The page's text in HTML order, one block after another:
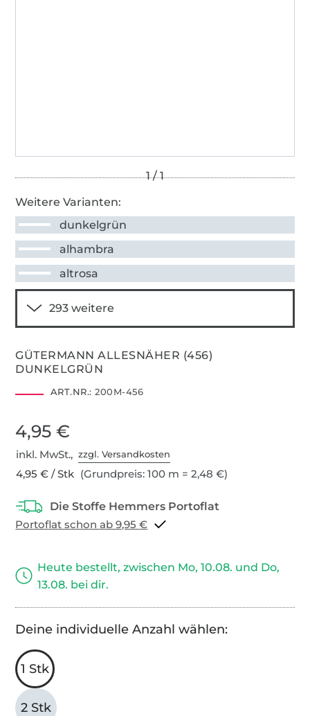
Weitere Varianten:
dunkelgrün
alhambra
altrosa
GÜTERMANN ALLESNÄHER (456)
DUNKELGRÜN
ART.NR.: 200M-456
4,95 €
inkl. MwSt.,zzgl. Versandkosten
4,95 € / Stk (Grundpreis: 100 m = 2,48 €)
Portoflat schon ab 9,95 €
Heute bestellt, zwischen Mo, 10.08. und Do,
13.08. bei dir.
Deine individuelle Anzahl wählen:
1 Stk
2 Stk